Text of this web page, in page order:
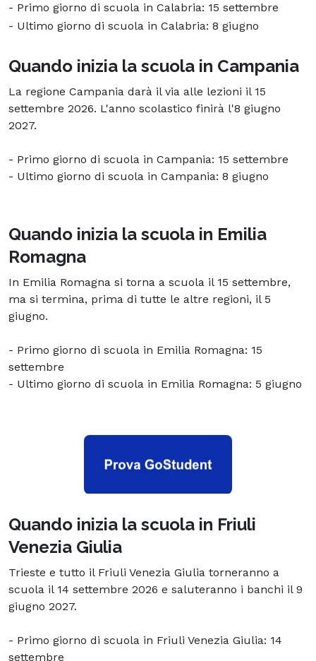
- Primo giorno di scuola in Calabria: 15 settembre
- Ultimo giorno di scuola in Calabria: 8 giugno
Quando inizia la scuola in Campania
La regione Campania darà il via alle lezioni il 15
settembre 2026. L'anno scolastico finirà l'8 giugno
2027.
- Primo giorno di scuola in Campania: 15 settembre
- Ultimo giorno di scuola in Campania: 8 giugno
Quando inizia la scuola in Emilia
Romagna
In Emilia Romagna si torna a scuola il 15 settembre,
ma si termina, prima di tutte le altre regioni, il 5
giugno.
- Primo giorno di scuola in Emilia Romagna: 15
settembre
- Ultimo giorno di scuola in Emilia Romagna: 5 giugno
Quando inizia la scuola in Friuli
Venezia Giulia
Trieste e tutto il Friuli Venezia Giulia torneranno a
scuola il 14 settembre 2026 e saluteranno i banchi il 9
giugno 2027.
- Primo giorno di scuola in Friuli Venezia Giulia: 14
settembre